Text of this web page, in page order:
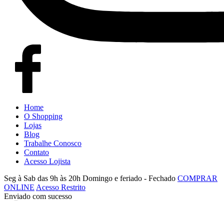
Home
O Shopping
Lojas
Blog
Trabalhe Conosco
Contato
Acesso Lojista
Seg à Sab das 9h às 20h Domingo e feriado - Fechado COMPRAR
ONLINE Acesso Restrito
Enviado com sucesso